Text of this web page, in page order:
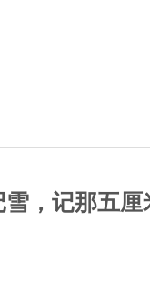
雪，记那五厘